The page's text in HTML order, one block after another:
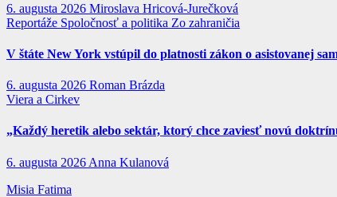
6. augusta 2026 Miroslava Hricová-Jurečková
Reportáže Spoločnosť a politika Zo zahraničia
V štáte New York vstúpil do platnosti zákon o asistovanej
6. augusta 2026 Roman Brázda
Viera a Cirkev
„Každý heretik alebo sektár, ktorý chce zaviesť novú
6. augusta 2026 Anna Kulanová
Misia Fatima